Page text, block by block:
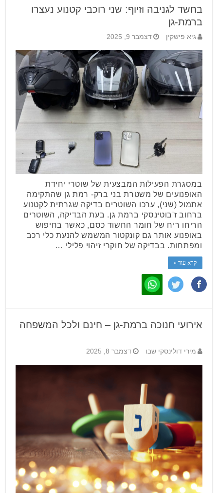
בחשד לגניבה וזיוף: שני רוכבי קטנוע נעצרו
ברמת-גן
גיא פישקין דצמבר 9, 2025
במסגרת הפעילות המבצעית של שוטרי יחידת
האופנועים של משטרת בני ברק- רמת גן שהתקימה
אתמול (שני), ערכו השוטרים בדיקה שגרתית לקטנוע
ברחוב ז'בוטינסקי ברמת גן. בעת הבדיקה, השוטרים
הריחו ריח של חומר החשוד כסם, כאשר בחיפוש
באופנוע אותר גם קונקטור המשמש להנעת כלי רכב
ומפתחות. בבדיקה של חוקרי זיהוי פלילי …
קרא עוד »
אירועי חנוכה ברמת-גן – חינם ולכל המשפחה
מירי דולינסקי שבו דצמבר 8, 2025